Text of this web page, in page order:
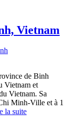
Vietnam
de Binh
Vietnam et
Vietnam. Sa
Minh-Ville et à 1
la suite